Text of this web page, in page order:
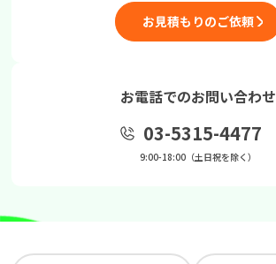
お見積もりのご依頼
お電話でのお問い合わせ
03-5315-4477
9:00-18:00（土日祝を除く）